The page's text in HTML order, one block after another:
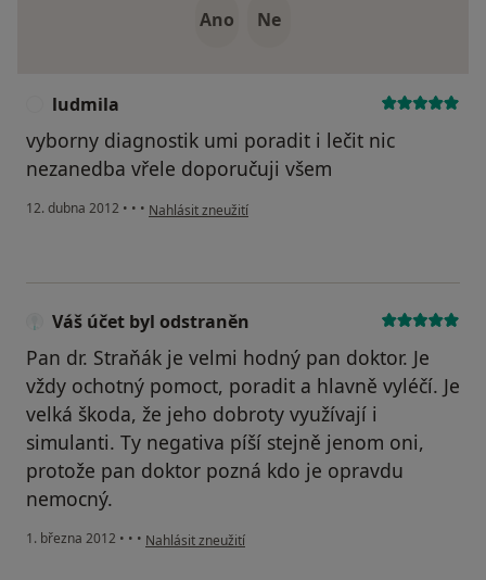
Ano Ne
ludmila
vyborny diagnostik umi poradit i lečit nic
nezanedba vřele doporučuji všem
12. dubna 2012 • • • podle názoru uživatele ludmila
Nahlásit zneužití
Váš účet byl odstraněn
Pan dr. Straňák je velmi hodný pan doktor. Je
vždy ochotný pomoct, poradit a hlavně vyléčí. Je
velká škoda, že jeho dobroty využívají i
simulanti. Ty negativa píší stejně jenom oni,
protože pan doktor pozná kdo je opravdu
nemocný.
1. března 2012 • • • podle názoru uživatele Váš účet byl odstraněn
Nahlásit zneužití